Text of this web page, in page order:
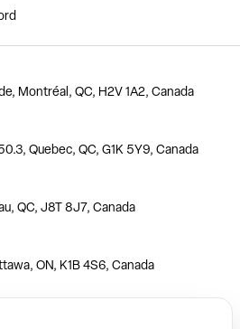
Montréal, QC, H2V 1A2, Canada
Quebec, QC, G1K 5Y9, Canada
QC, J8T 8J7, Canada
ON, K1B 4S6, Canada
ON, M3C 3E5, Canada